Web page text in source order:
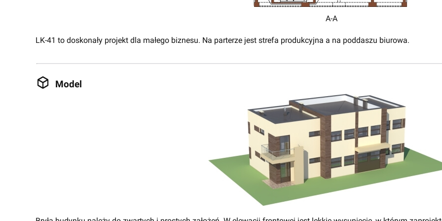
A-A
LK-41 to doskonały projekt dla małego biznesu. Na parterze jest strefa produkcyjna a na poddaszu biurowa.
Model